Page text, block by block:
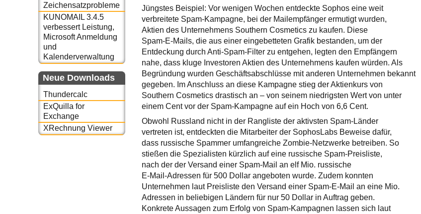
Zeichensatzprobleme
KUNOMAIL 3.4.5
verbessert Leistung,
Microsoft Anmeldung
und
Kalenderverwaltung
Neue Downloads
Thundercalc
ExQuilla for
Exchange
XRechnung Viewer
Jüngstes Beispiel: Vor wenigen Wochen entdeckte Sophos eine weit
verbreitete Spam-Kampagne, bei der Mailempfänger ermutigt wurden,
Aktien des Unternehmens Southern Cosmetics zu kaufen. Diese
Spam-E-Mails, die aus einer eingebetteten Grafik bestanden, um der
Entdeckung durch Anti-Spam-Filter zu entgehen, legten den Empfängern
nahe, dass kluge Investoren Aktien des Unternehmens kaufen würden. Als
Begründung wurden Geschäftsabschlüsse mit anderen Unternehmen bekannt
gegeben. Im Anschluss an diese Kampagne stieg der Aktienkurs von
Southern Cosmetics drastisch an – von seinem niedrigsten Wert von unter
einem Cent vor der Spam-Kampagne auf ein Hoch von 6,6 Cent.
Obwohl Russland nicht in der Rangliste der aktivsten Spam-Länder
vertreten ist, entdeckten die Mitarbeiter der SophosLabs Beweise dafür,
dass russische Spammer umfangreiche Zombie-Netzwerke betreiben. So
stießen die Spezialisten kürzlich auf eine russische Spam-Preisliste,
nach der der Versand einer Spam-Mail an elf Mio. russische
E-Mail-Adressen für 500 Dollar angeboten wurde. Zudem konnten
Unternehmen laut Preisliste den Versand einer Spam-E-Mail an eine Mio.
Adressen in beliebigen Ländern für nur 50 Dollar in Auftrag geben.
Konkrete Aussagen zum Erfolg von Spam-Kampagnen lassen sich laut